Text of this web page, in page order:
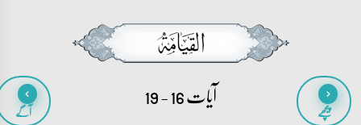
پیچھے آیات 16 - 19 آگے